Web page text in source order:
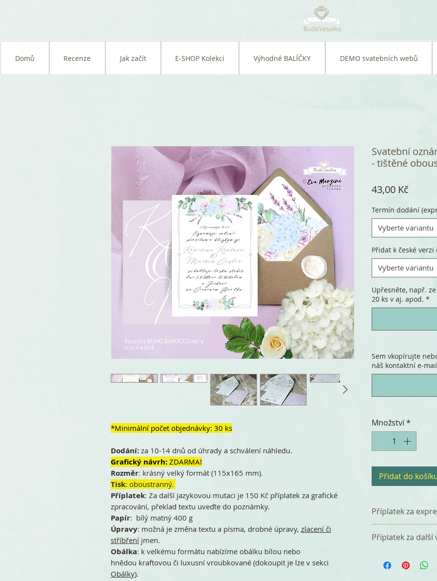
Domů Recenze Jak začít E-SHOP Kolekcí Výhodné BALÍČKY DEMO svatebních webů
*Minimální počet objednávky: 30 ks
Dodání: za 10-14 dnů od úhrady a schválení náhledu.
Grafický návrh: ZDARMA!
Rozměr: krásný velký formát (115x165 mm).
Tisk: oboustranný.
Příplatek: Za další jazykovou mutaci je 150 Kč příplatek za grafické
zpracování, překlad textu uveďte do poznámky.
Papír: bílý matný 400 g
Úpravy: možná je změna textu a písma, drobné úpravy, zlacení či
stříbření jmen.
Obálka: k velkému formátu nabízíme obálku bílou nebo
hnědou kraftovou či luxusní vroubkované (dokoupit je lze v sekci
Obálky).
Svatební
- tištěné
43,00 Kč
Termín dodání
Vyberte variantu
Přidat k české verzi
Vyberte variantu
Upřesněte, např.
20 ks v aj. apod. *
Sem vkopírujte
náš kontaktní e-
Množství*
Přidat do
Příplatek za
dnů od bdržení
do 7 dnů. za
Příplatek za další
verzi (např.